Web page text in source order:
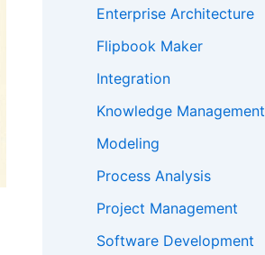
Enterprise Architecture
Flipbook Maker
Integration
Knowledge Management
Modeling
Process Analysis
Project Management
Software Development